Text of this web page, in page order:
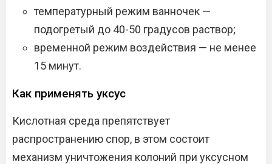
температурный режим ванночек —
подогретый до 40-50 градусов раствор;
временной режим воздействия — не менее
15 минут.
Как применять уксус
Кислотная среда препятствует
распространению спор, в этом состоит
механизм уничтожения колоний при уксусном